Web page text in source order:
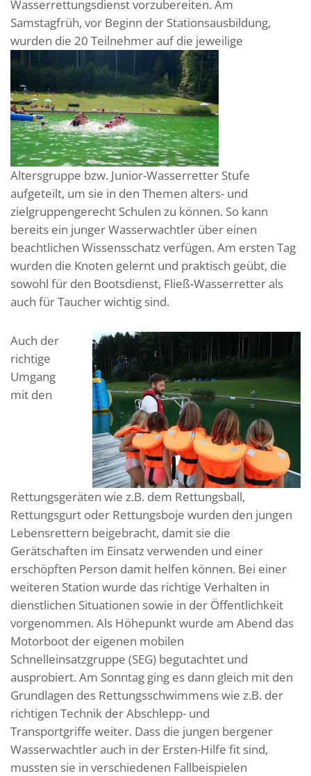
Wasserrettungsdienst vorzubereiten. Am
Samstagfrüh, vor Beginn der Stationsausbildung,
wurden die 20 Teilnehmerauf die jeweilige
Altersgruppe bzw. Junior-Wasserretter Stufe
aufgeteilt, um sie in den Themen alters- und
zielgruppengerecht Schulen zu können. So kann
bereits ein junger Wasserwachtler über einen
beachtlichen Wissensschatz verfügen. Am ersten Tag
wurden die Knoten gelernt und praktisch geübt, die
sowohl für den Bootsdienst, Fließ-Wasserretter als
auch für Taucher wichtig sind.
Auch der
richtige
Umgang
mit den
Rettungsgeräten wie z.B. dem Rettungsball,
Rettungsgurt oder Rettungsboje wurden den jungen
Lebensrettern beigebracht, damit sie die
Gerätschaften im Einsatz verwenden und einer
erschöpften Person damit helfen können. Bei einer
weiteren Station wurde das richtige Verhalten in
dienstlichen Situationen sowie in der Öffentlichkeit
vorgenommen. Als Höhepunkt wurde am Abend das
Motorboot der eigenen mobilen
Schnelleinsatzgruppe (SEG) begutachtet und
ausprobiert. Am Sonntag ging es dann gleich mit den
Grundlagen des Rettungsschwimmens wie z.B. der
richtigen Technik der Abschlepp- und
Transportgriffe weiter. Dass die jungen bergener
Wasserwachtler auch in der Ersten-Hilfe fit sind,
mussten sie in verschiedenen Fallbeispielen